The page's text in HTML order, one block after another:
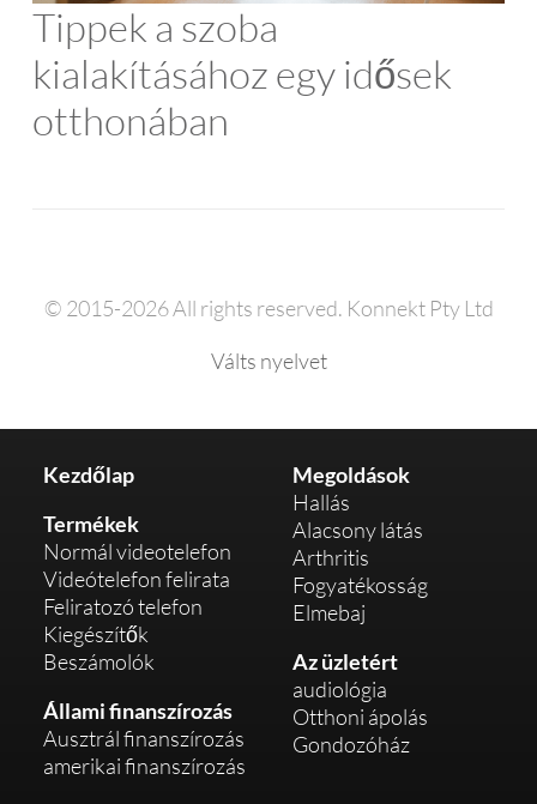
Tippek a szoba
kialakításához egy idősek
otthonában
© 2015-2026 All rights reserved. Konnekt Pty Ltd
Válts nyelvet
Kezdőlap
Termékek
Normál videotelefon
Videótelefon felirata
Feliratozó telefon
Kiegészítők
Beszámolók
Állami finanszírozás
Ausztrál finanszírozás
amerikai finanszírozás
Megoldások
Hallás
Alacsony látás
Arthritis
Fogyatékosság
Elmebaj
Az üzletért
audiológia
Otthoni ápolás
Gondozóház